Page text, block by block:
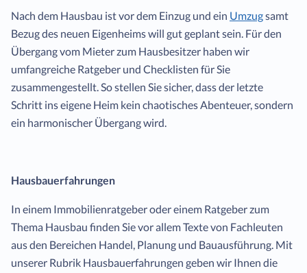
Nach dem Hausbau ist vor dem Einzug und ein Umzugsamt
Bezug des neuen Eigenheims will gut geplant sein. Für den
Übergang vom Mieter zum Hausbesitzer haben wir
umfangreiche Ratgeber und Checklisten für Sie
zusammengestellt. So stellen Sie sicher, dass der letzte
Schritt ins eigene Heim kein chaotisches Abenteuer, sondern
ein harmonischer Übergang wird.
Hausbauerfahrungen
In einem Immobilienratgeber oder einem Ratgeber zum
Thema Hausbau finden Sie vor allem Texte von Fachleuten
aus den Bereichen Handel, Planung und Bauausführung. Mit
unserer Rubrik Hausbauerfahrungen geben wir Ihnen die